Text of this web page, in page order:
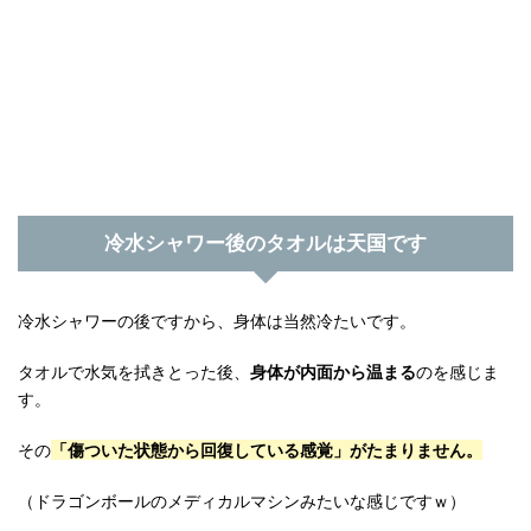
冷水シャワー後のタオルは天国です
冷水シャワーの後ですから、身体は当然冷たいです。
タオルで水気を拭きとった後、 身体が内面から温まるのを感じま
す。
その 「傷ついた状態から回復している感覚」がたまりません。
（ドラゴンボールのメディカルマシンみたいな感じですｗ）